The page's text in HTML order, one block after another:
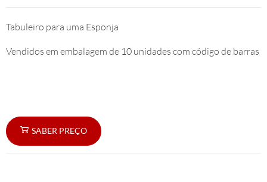
Tabuleiro para uma Esponja
Vendidos em embalagem de 10 unidades com código de barras
SABER PREÇO